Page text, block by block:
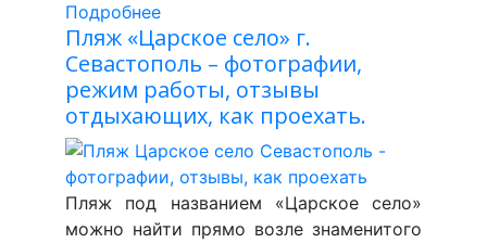
Подробнее
Пляж «Царское село» г.
Севастополь – фотографии,
режим работы, отзывы
отдыхающих, как проехать.
Пляж под названием «Царское село»
можно найти прямо возле знаменитого